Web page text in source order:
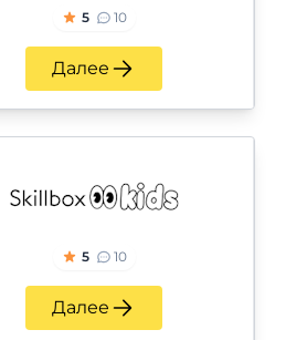
5 10
Далее
5 10
Далее